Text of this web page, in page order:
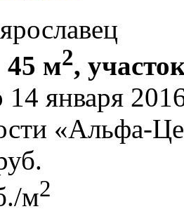
м2,
14 января
«Альфа-
м2